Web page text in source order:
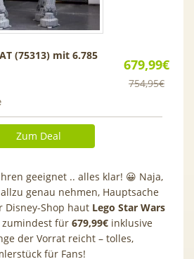
679,99€
754,95€
(75313) mit 6.785
Zum Deal
geeignet .. alles klar! 😀 Naja,
genau nehmen, Hauptsache
Disney-Shop haut Lego Star Wars
zumindest für 679,99€ inklusive
der Vorrat reicht – tolles,
für Fans!